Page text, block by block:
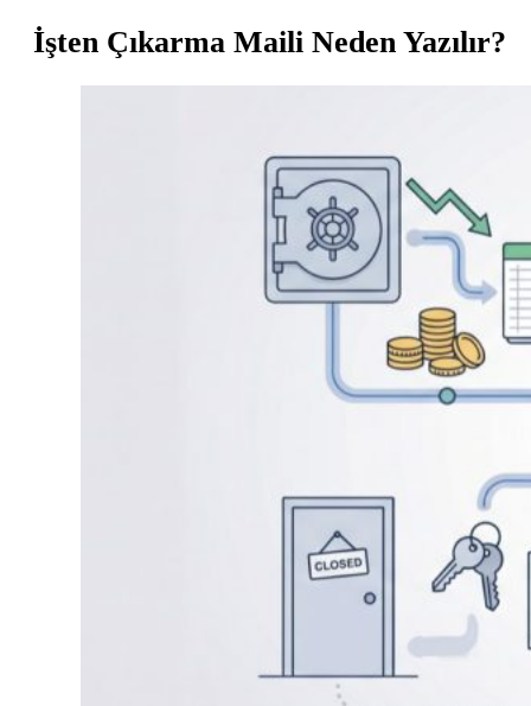
İşten Çıkarma Maili Neden Yazılır?